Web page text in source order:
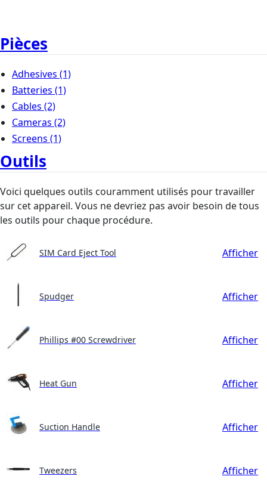
Pièces
Adhesives (1)
Batteries (1)
Cables (2)
Cameras (2)
Screens (1)
Outils
Voici quelques outils couramment utilisés pour travailler
sur cet appareil. Vous ne devriez pas avoir besoin de tous
les outils pour chaque procédure.
SIM Card Eject Tool Afficher
Spudger Afficher
Phillips #00 Screwdriver Afficher
Heat Gun Afficher
Suction Handle Afficher
Tweezers Afficher